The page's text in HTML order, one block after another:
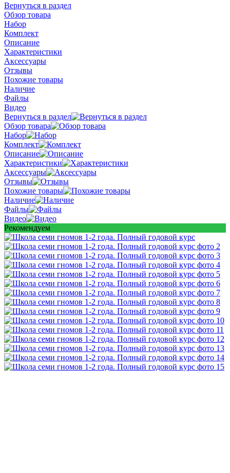
Вернуться в раздел
Обзор товара
Набор
Комплект
Описание
Характеристики
Аксессуары
Отзывы
Похожие товары
Наличие
Файлы
Видео
Вернуться в раздел
Обзор товара
Набор
Комплект
Описание
Характеристики
Аксессуары
Отзывы
Похожие товары
Наличие
Файлы
Видео
Рекомендуем